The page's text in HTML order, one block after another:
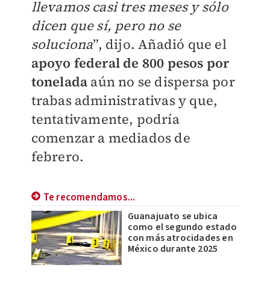
llevamos casi tres meses y sólo
dicen que sí, pero no se
soluciona”, dijo. Añadió que el
apoyo federal de 800 pesos por
tonelada aún no se dispersa por
trabas administrativas y que,
tentativamente, podría
comenzar a mediados de
febrero.
Te recomendamos...
Guanajuato se ubica
como el segundo estado
con más atrocidades en
México durante 2025